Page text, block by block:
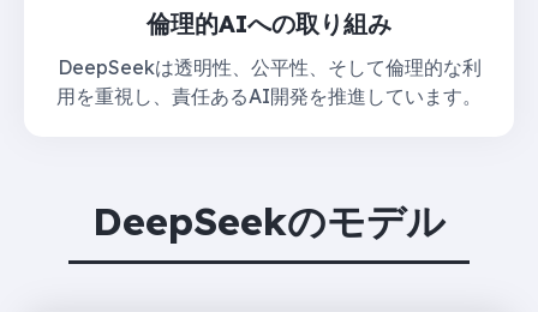
倫理的AIへの取り組み
DeepSeekは透明性、公平性、そして倫理的な利
用を重視し、責任あるAI開発を推進しています。
DeepSeekのモデル